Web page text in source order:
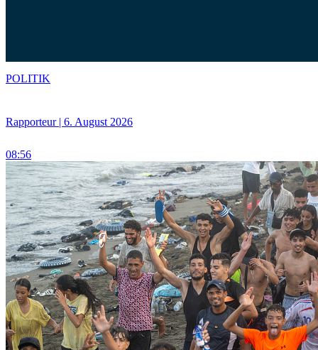
Rapporteur | 6. August 2026
08:56
POLITIK